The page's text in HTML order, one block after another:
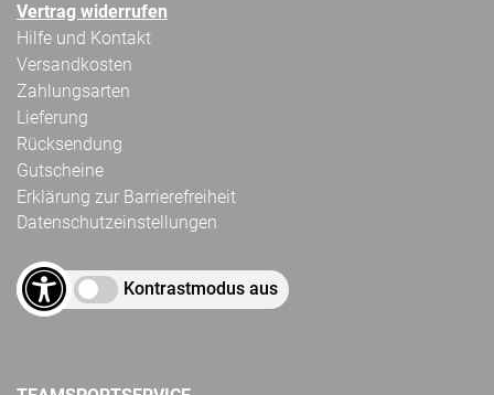
Vertrag widerrufen
Hilfe und Kontakt
Versandkosten
Zahlungsarten
Lieferung
Rücksendung
Gutscheine
Erklärung zur Barrierefreiheit
Datenschutzeinstellungen
Kontrastmodus aus